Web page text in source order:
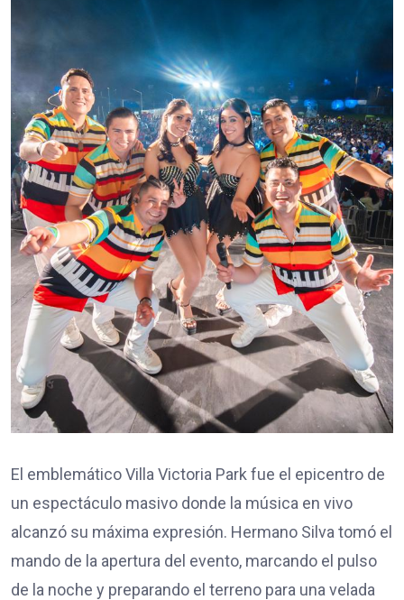
​El emblemático Villa Victoria Park fue el epicentro de
un espectáculo masivo donde la música en vivo
alcanzó su máxima expresión. Hermano Silva tomó el
mando de la apertura del evento, marcando el pulso
de la noche y preparando el terreno para una velada